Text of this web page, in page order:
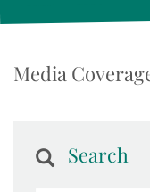
Media
Search